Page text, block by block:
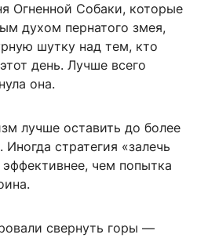
Огненной Собаки, которые
духом пернатого змея,
шутку над тем, кто
день. Лучше всего
она.
лучше оставить до более
стратегия «залечь
чем попытка
свернуть горы —